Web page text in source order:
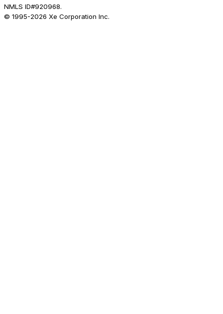
NMLS ID#920968.
© 1995-2026 Xe Corporation Inc.